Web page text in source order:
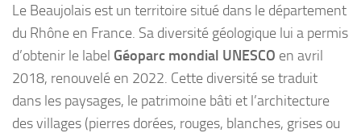
Le Beaujolais est un territoire situé dans le département
du Rhône en France. Sa diversité géologique lui a permis
d’obtenir le label Géoparc mondial UNESCO en avril
2018, renouvelé en 2022. Cette diversité se traduit
dans les paysages, le patrimoine bâti et l’architecture
des villages (pierres dorées, rouges, blanches, grises ou